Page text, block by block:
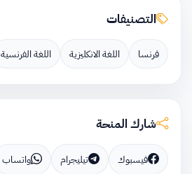
التصنيفات
فرنسا اللغة الانكليزية اللغة الفرنسية
شارك المنحة
فيسبوك تيليجرام واتساب